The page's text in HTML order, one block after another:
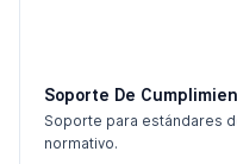
Soporte De
Soporte para estándares
normativo.